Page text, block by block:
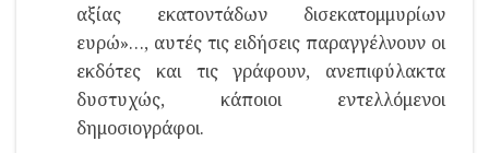
αξίας εκατοντάδων δισεκατομμυρίων
ευρώ»…, αυτές τις ειδήσεις παραγγέλνουν οι
εκδότες και τις γράφουν, ανεπιφύλακτα
δυστυχώς, κάποιοι εντελλόμενοι
δημοσιογράφοι.